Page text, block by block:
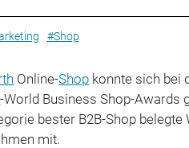
#Shop
Online-Shop konnte sich bei
-World Business Shop-Awards
bester B2B-Shop
mit.